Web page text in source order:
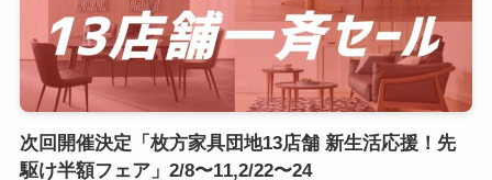
次回開催決定「枚方家具団地13店舗 新生活応援！先
駆け半額フェア」2/8〜11,2/22〜24